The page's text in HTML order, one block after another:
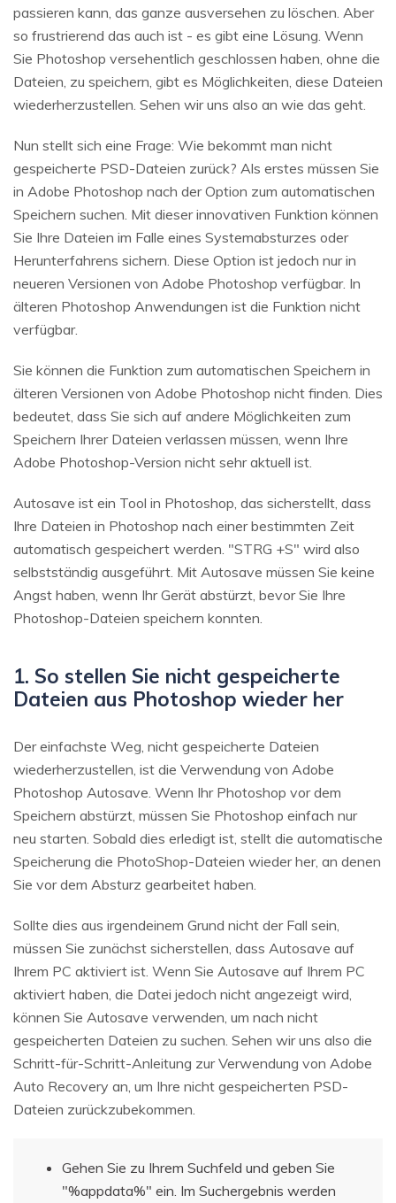
passieren kann, das ganze ausversehen zu löschen. Aber
so frustrierend das auch ist - es gibt eine Lösung. Wenn
Sie Photoshop versehentlich geschlossen haben, ohne die
Dateien, zu speichern, gibt es Möglichkeiten, diese Dateien
wiederherzustellen. Sehen wir uns also an wie das geht.
Nun stellt sich eine Frage: Wie bekommt man nicht
gespeicherte PSD-Dateien zurück? Als erstes müssen Sie
in Adobe Photoshop nach der Option zum automatischen
Speichern suchen. Mit dieser innovativen Funktion können
Sie Ihre Dateien im Falle eines Systemabsturzes oder
Herunterfahrens sichern. Diese Option ist jedoch nur in
neueren Versionen von Adobe Photoshop verfügbar. In
älteren Photoshop Anwendungen ist die Funktion nicht
verfügbar.
Sie können die Funktion zum automatischen Speichern in
älteren Versionen von Adobe Photoshop nicht finden. Dies
bedeutet, dass Sie sich auf andere Möglichkeiten zum
Speichern Ihrer Dateien verlassen müssen, wenn Ihre
Adobe Photoshop-Version nicht sehr aktuell ist.
Autosave ist ein Tool in Photoshop, das sicherstellt, dass
Ihre Dateien in Photoshop nach einer bestimmten Zeit
automatisch gespeichert werden. "STRG +S" wird also
selbstständig ausgeführt. Mit Autosave müssen Sie keine
Angst haben, wenn Ihr Gerät abstürzt, bevor Sie Ihre
Photoshop-Dateien speichern konnten.
1. So stellen Sie nicht gespeicherte
Dateien aus Photoshop wieder her
Der einfachste Weg, nicht gespeicherte Dateien
wiederherzustellen, ist die Verwendung von Adobe
Photoshop Autosave. Wenn Ihr Photoshop vor dem
Speichern abstürzt, müssen Sie Photoshop einfach nur
neu starten. Sobald dies erledigt ist, stellt die automatische
Speicherung die PhotoShop-Dateien wieder her, an denen
Sie vor dem Absturz gearbeitet haben.
Sollte dies aus irgendeinem Grund nicht der Fall sein,
müssen Sie zunächst sicherstellen, dass Autosave auf
Ihrem PC aktiviert ist. Wenn Sie Autosave auf Ihrem PC
aktiviert haben, die Datei jedoch nicht angezeigt wird,
können Sie Autosave verwenden, um nach nicht
gespeicherten Dateien zu suchen. Sehen wir uns also die
Schritt-für-Schritt-Anleitung zur Verwendung von Adobe
Auto Recovery an, um Ihre nicht gespeicherten PSD-
Dateien zurückzubekommen.
Gehen Sie zu Ihrem Suchfeld und geben Sie
"%appdata%" ein. Im Suchergebnis werden